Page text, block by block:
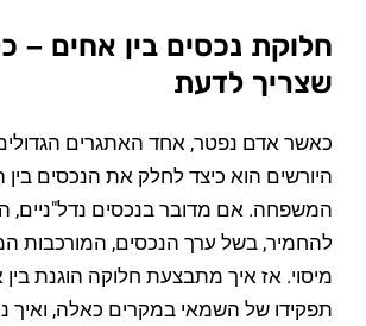
חלוקת נכסים בין אחים –
שצריך לדעת
כאשר אדם נפטר, אחד האתגרים
היורשים הוא כיצד לחלק את הנכסים בין
המשפחה. אם מדובר בנכסים נדל"ניים,
להחמיר, בשל ערך הנכסים, המורכבות
מיסוי. אז איך מתבצעת חלוקה הוגנת
תפקידו של השמאי במקרים כאלה, ואיך